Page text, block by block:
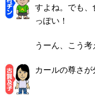
すよね。でも
っぽい！
うーん、こう考
カールの尊さが